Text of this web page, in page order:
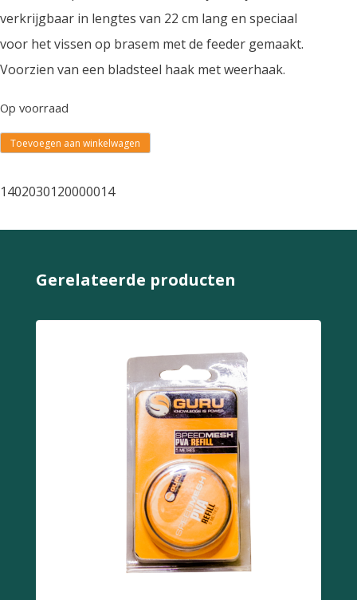
verkrijgbaar in lengtes van 22 cm lang en speciaal
voor het vissen op brasem met de feeder gemaakt.
Voorzien van een bladsteel haak met weerhaak.
Op voorraad
Toevoegen aan winkelwagen
1402030120000014
Gerelateerde producten